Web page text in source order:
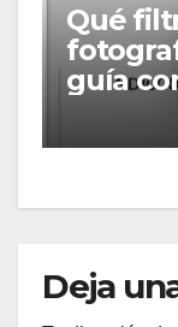
Qué
guía
Deja